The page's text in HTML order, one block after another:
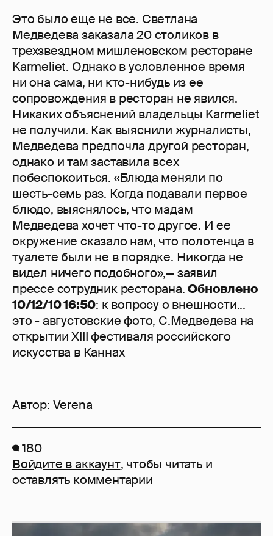
Это было еще не все. Светлана
Медведева заказала 20 столиков в
трехзвездном мишленовском ресторане
Karmeliet. Однако в условленное время
ни она сама, ни кто-нибудь из ее
сопровождения в ресторан не явился.
Никаких объяснений владельцы Karmeliet
не получили. Как выяснили журналисты,
Медведева предпочла другой ресторан,
однако и там заставила всех
побеспокоиться. «Блюда меняли по
шесть-семь раз. Когда подавали первое
блюдо, выяснялось, что мадам
Медведева хочет что-то другое. И ее
окружение сказало нам, что полотенца в
туалете были не в порядке. Никогда не
видел ничего подобного»,— заявил
прессе сотрудник ресторана.Обновлено
10/12/10 16:50: к вопросу о внешности...
это - августовские фото, С.Медведева на
открытии XIII фестиваля российского
искусства в Каннах
Автор: Verena
180
Войдите в аккаунт, чтобы читать и
оставлять комментарии